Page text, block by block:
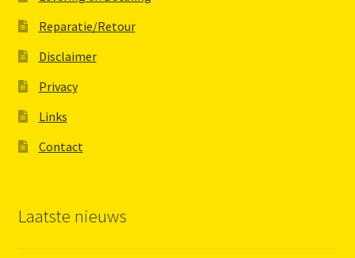
Reparatie/Retour
Disclaimer
Privacy
Links
Contact
Laatste nieuws